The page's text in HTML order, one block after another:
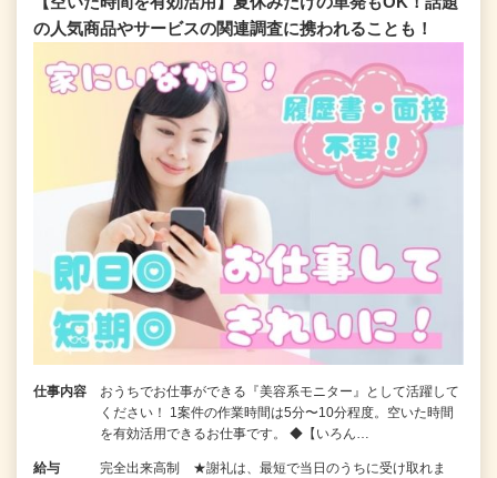
の人気商品やサービスの関連調査に携われることも！
仕事内容
おうちでお仕事ができる『美容系モニター』として活躍して
ください！ 1案件の作業時間は5分〜10分程度。空いた時間
を有効活用できるお仕事です。 ◆【いろん…
給与
完全出来高制 ★謝礼は、最短で当日のうちに受け取れま